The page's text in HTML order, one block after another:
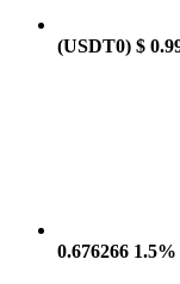
(USDT0) $
0.676266 1.5%